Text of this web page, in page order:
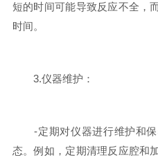
短的时间可能导致反应不全，
时间。
3.仪器维护：
-定期对仪器进行维护和保
态。例如，定期清理反应腔和